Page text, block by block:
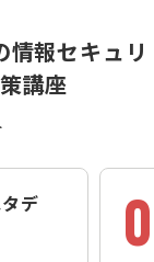
情報セキュリ
講座
デ